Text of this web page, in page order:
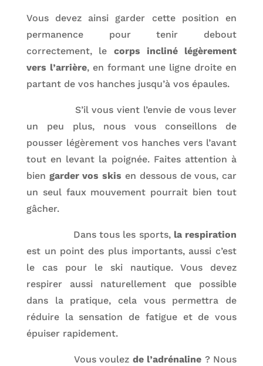
Vous devez ainsi garder cette position en
permanence pour tenir debout
correctement, le corps incliné légèrement
vers l’arrière, en formant une ligne droite en
partant de vos hanches jusqu’à vos épaules.
S’il vous vient l’envie de vous lever
un peu plus, nous vous conseillons de
pousser légèrement vos hanches vers l’avant
tout en levant la poignée. Faites attention à
bien garder vos skis en dessous de vous, car
un seul faux mouvement pourrait bien tout
gâcher.
Dans tous les sports, la respiration
est un point des plus importants, aussi c’est
le cas pour le ski nautique. Vous devez
respirer aussi naturellement que possible
dans la pratique, cela vous permettra de
réduire la sensation de fatigue et de vous
épuiser rapidement.
Vous voulez de l’adrénaline ? Nous